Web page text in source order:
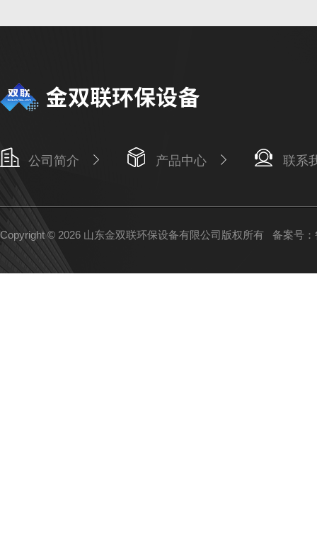
公司简介 产品中心 联系
Copyright © 2026 山东金双联环保设备有限公司版权所有 备案号